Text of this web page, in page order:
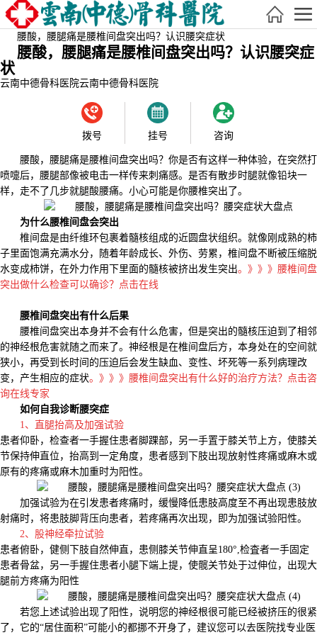
腰酸，腰腿痛是腰椎间盘突出吗？认识腰突症状
腰酸，腰腿痛是腰椎间盘突出吗？认识腰突症
状
云南中德骨科医院云南中德骨科医院
拨号 挂号 咨询
腰酸，腰腿痛是腰椎间盘突出吗？你是否有这样一种体验，在突然打
喷嚏后，腰腿部像被电击一样传来刺痛感。是否有散步时腿就像铅块一
样，走不了几步就腿酸腰痛。小心可能是你腰椎突出了。
为什么腰椎间盘会突出
椎间盘是由纤维环包裹着髓核组成的近圆盘状组织。就像刚成熟的柿
子里面饱满充满水分，随着年龄成长、外伤、劳累，椎间盘不断被压缩脱
水变成柿饼，在外力作用下里面的髓核被挤出发生突出。》》》腰椎间盘
突出做什么检查可以确诊？点击在线
腰椎间盘突出有什么后果
腰椎间盘突出本身并不会有什么危害，但是突出的髓核压迫到了相邻
的神经根危害就随之而来了。神经根是在椎间盘后方，本身处在的空间就
狭小，再受到长时间的压迫后会发生缺血、变性、坏死等一系列病理改
变，产生相应的症状。》》》腰椎间盘突出有什么好的治疗方法？点击咨
询在线专家
如何自我诊断腰突症
1、直腿抬高及加强试验
患者仰卧，检查者一手握住患者脚踝部，另一手置于膝关节上方，使膝关
节保持伸直位，抬高到一定角度，患者感到下肢出现放射性疼痛或麻木或
原有的疼痛或麻木加重时为阳性。
加强试验为在引发患者疼痛时，缓慢降低患肢高度至不再出现患肢放
射痛时，将患肢脚背压向患者，若疼痛再次出现，即为加强试验阳性。
2、 股神经牵拉试验
患者俯卧，健侧下肢自然伸直，患侧膝关节伸直呈180°,检査者一手固定
患者骨盆，另一手握住患者小腿下端上提，使髋关节处于过伸位，出现大
腿前方疼痛为阳性
若您上述试验出现了阳性，说明您的神经根很可能已经被挤压的很紧
了，它的“居住面积”可能小的都挪不开身了，建议您可以去医院找专业医